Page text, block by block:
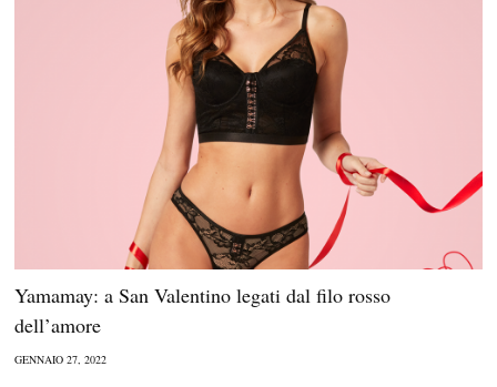
Yamamay: a San Valentino legati dal filo rosso
dell’amore
GENNAIO 27, 2022